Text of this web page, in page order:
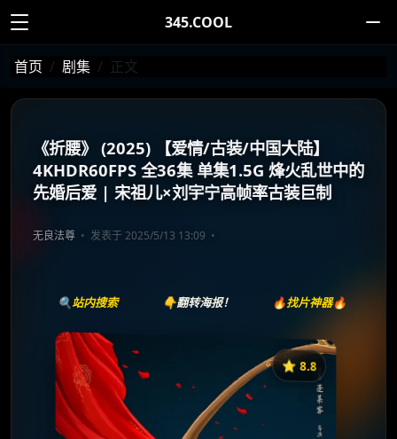
345.COOL
首页 剧集 正文
《折腰》 (2025) 【爱情/古装/中国大陆】
4KHDR60FPS 全36集 单集1.5G 烽火乱世中的
先婚后爱 | 宋祖儿×刘宇宁高帧率古装巨制
无良法尊 发表于 2025/5/13 13:09
🔍站内搜索 👇翻转海报！ 🔥找片神器🔥
⭐️ 8.8
《折腰》
收藏
⭐️ 评分：8.8 | 🎬 2025年
✅ 已完结